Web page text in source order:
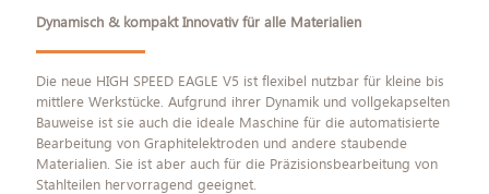
Dynamisch & kompakt Innovativ für alle Materialien
Die neue HIGH SPEED EAGLE V5 ist flexibel nutzbar für kleine bis
mittlere Werkstücke. Aufgrund ihrer Dynamik und vollgekapselten
Bauweise ist sie auch die ideale Maschine für die automatisierte
Bearbeitung von Graphitelektroden und andere staubende
Materialien. Sie ist aber auch für die Präzisionsbearbeitung von
Stahlteilen hervorragend geeignet.